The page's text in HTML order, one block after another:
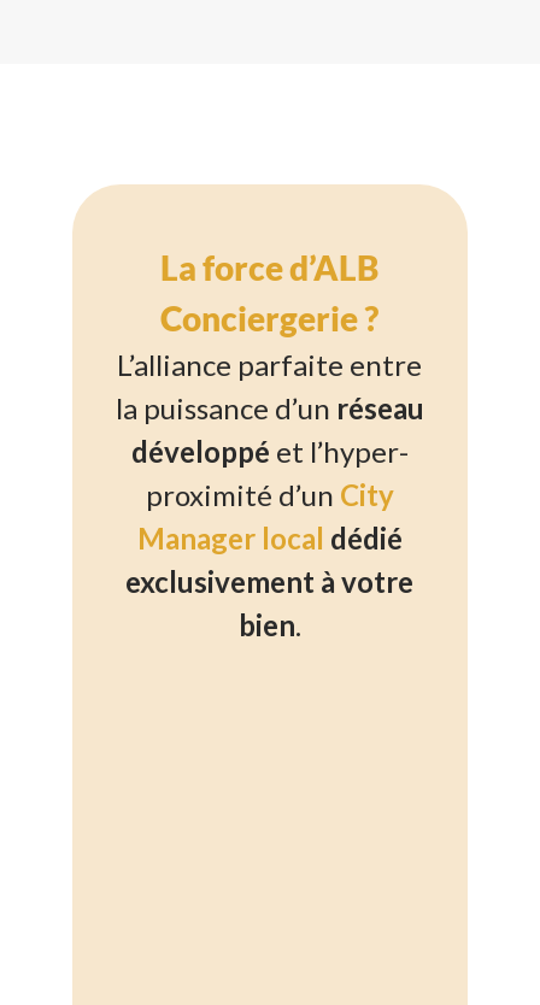
La force d’ALB
Conciergerie ?
L’alliance parfaite entre
la puissance d’un réseau
développé et l’hyper-
proximité d’un City
Manager local dédié
exclusivement à votre
bien.